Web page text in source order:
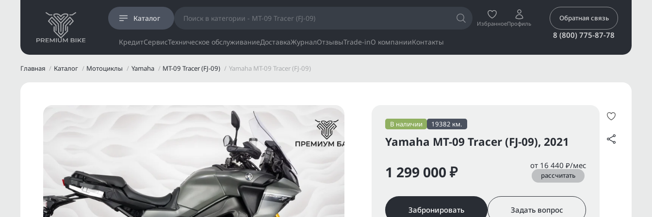
Каталог
ИзбранноеПрофиль
КредитСервисТехническое обслуживаниеДоставкаЖурналОтзывыTrade-inО компанииКонтакты
Обратная связь
8 (800) 775-87-78
Главная Каталог Мотоциклы Yamaha MT-09 Tracer (FJ-09) Yamaha MT-09 Tracer (FJ-09)
Yamaha MT-09 Tracer (FJ-09), 2021
В наличии 19382 км.
1 299 000 ₽ от 16 440 ₽/мес
рассчитать
Забронировать Задать вопрос